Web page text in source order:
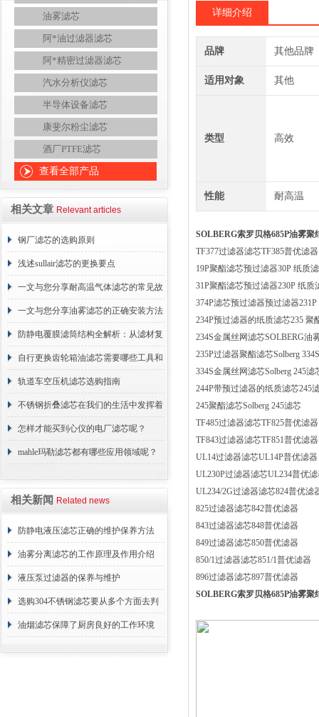
油雾滤芯
阿*油过滤器滤芯
阿*精密过滤器滤芯
汽水分析仪滤芯
半导体设备滤芯
康斐尔粉尘滤芯
酒厂PTFE滤芯
查看全部产品
相关文章 Relevant articles
钢厂滤芯的选购原则
浅述sullair滤芯的更换要点
一文与您分享耐高温气体滤芯的常见故
障相应解决方法
一文与您分享油雾滤芯的正确安装方法
防静电覆膜滤筒结构全解析：从滤材复
合到整体成型
自行更换齿轮箱油滤芯需要哪些工具和
材料？
轨道车空压机滤芯选购指南
不锈钢折叠滤芯在我们的生活中发挥着
哪些作用呢？
怎样才能买到心仪的电厂滤芯呢？
mahle玛勒滤芯都有哪些应用领域呢？
相关新闻 Related news
防静电液压滤芯正确的维护保养方法
油雾分离滤芯的工作原理及作用介绍
液压泵过滤器的保养与维护
选购304不锈钢滤芯要从多个方面去判
断
油烟滤芯保障了厨房良好的工作环境
详细介绍
品牌 其他品牌
适用对象 其他
类型 高效
性能 耐高温
SOLBERG索罗贝格685P油雾聚
TF377过滤器滤芯TF385普优滤器
19P聚酯滤芯预过滤器30P 纸质
31P聚酯滤芯预过滤器230P 纸质
374P滤芯预过滤器预过滤器
234P预过滤器的纸质滤芯235 聚
234S金属丝网滤芯SOLBERG油
235P过滤器聚酯滤芯Solberg
334S金属丝网滤芯Solberg 245滤
244P带预过滤器的纸质滤芯245
245聚酯滤芯Solberg 245滤芯
TF485过滤器滤芯TF825普优滤器
TF843过滤器滤芯TF851普优滤器
UL14过滤器滤芯UL14P普优滤器
UL230P过滤器滤芯UL234普优
UL234/2G过滤器滤芯824普优滤
825过滤器滤芯842普优滤器
843过滤器滤芯848普优滤器
849过滤器滤芯850普优滤器
850/1过滤器滤芯851/1普优滤器
896过滤器滤芯897普优滤器
SOLBERG索罗贝格685P油雾聚